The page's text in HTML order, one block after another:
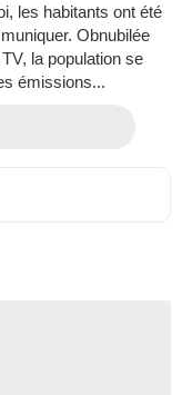
les habitants ont été
Obnubilée
la population se
émissions...